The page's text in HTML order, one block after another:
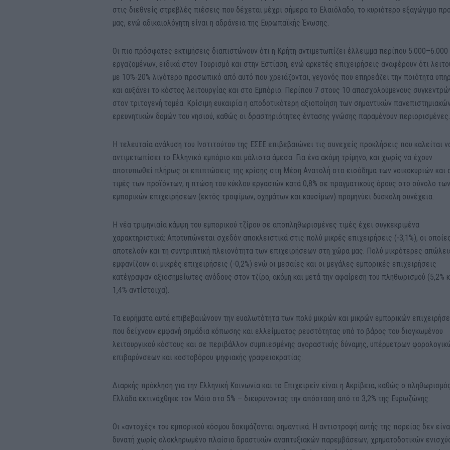
στις διεθνείς στρεβλές πιέσεις που δέχεται μέχρι σήμερα το Ελαιόλαδο, το κυριότερο εξαγώγιμο
μας, ενώ αδικαιολόγητη είναι η αδράνεια της Ευρωπαϊκής Ένωσης.
Οι πιο πρόσφατες εκτιμήσεις διαπιστώνουν ότι η Κρήτη αντιμετωπίζει έλλειμμα περίπου 5.000–6.000
εργαζομένων, ειδικά στον Τουρισμό και στην Εστίαση, ενώ αρκετές επιχειρήσεις αναφέρουν ότι
με 10%-20% λιγότερο προσωπικό από αυτό που χρειάζονται, γεγονός που επηρεάζει την ποιότητα
και αυξάνει το κόστος λειτουργίας και στο Εμπόριο. Περίπου 7 στους 10 απασχολούμενους
στον τριτογενή τομέα. Κρίσιμη ευκαιρία η αποδοτικότερη αξιοποίηση των σημαντικών
ερευνητικών δομών του νησιού, καθώς οι δραστηριότητες έντασης γνώσης παραμένουν περιορισμένες.
Η τελευταία ανάλυση του Ινστιτούτου της ΕΣΕΕ επιβεβαιώνει τις συνεχείς προκλήσεις που καλείται
αντιμετωπίσει το Ελληνικό εμπόριο και μάλιστα άμεσα. Για ένα ακόμη τρίμηνο, και χωρίς να έχουν
αποτυπωθεί πλήρως οι επιπτώσεις της κρίσης στη Μέση Ανατολή στο εισόδημα των νοικοκυριών και
τιμές των προϊόντων, η πτώση του κύκλου εργασιών κατά 0,8% σε πραγματικούς όρους στο σύνολο
εμπορικών επιχειρήσεων (εκτός τροφίμων, οχημάτων και καυσίμων) προμηνύει δύσκολη συνέχεια.
Η νέα τριμηνιαία κάμψη του εμπορικού τζίρου σε αποπληθωρισμένες τιμές έχει συγκεκριμένα
χαρακτηριστικά: Αποτυπώνεται σχεδόν αποκλειστικά στις πολύ μικρές επιχειρήσεις (-3,1%), οι
αποτελούν και τη συντριπτική πλειονότητα των επιχειρήσεων στη χώρα μας. Πολύ μικρότερες
εμφανίζουν οι μικρές επιχειρήσεις (-0,2%) ενώ οι μεσαίες και οι μεγάλες εμπορικές επιχειρήσεις
κατέγραψαν αξιοσημείωτες ανόδους στον τζίρο, ακόμη και μετά την αφαίρεση του πληθωρισμού (5,2%
1,4% αντίστοιχα).
Τα ευρήματα αυτά επιβεβαιώνουν την ευαλωτότητα των πολύ μικρών και μικρών εμπορικών
που δείχνουν εμφανή σημάδια κόπωσης και ελλείμματος ρευστότητας υπό το βάρος του διογκωμένου
λειτουργικού κόστους και σε περιβάλλον συμπιεσμένης αγοραστικής δύναμης, υπέρμετρων
επιβαρύνσεων και κοστοβόρου ψηφιακής γραφειοκρατίας.
Διαρκής πρόκληση για την Ελληνική Κοινωνία και το Επιχειρείν είναι η Ακρίβεια, καθώς ο
Ελλάδα εκτινάχθηκε τον Μάιο στο 5% – διευρύνοντας την απόσταση από το 3,2% της Ευρωζώνης.
Οι «αντοχές» του εμπορικού κόσμου δοκιμάζονται σημαντικά. Η αντιστροφή αυτής της πορείας δεν
δυνατή χωρίς ολοκληρωμένο πλαίσιο δραστικών αναπτυξιακών παρεμβάσεων, χρηματοδοτικών